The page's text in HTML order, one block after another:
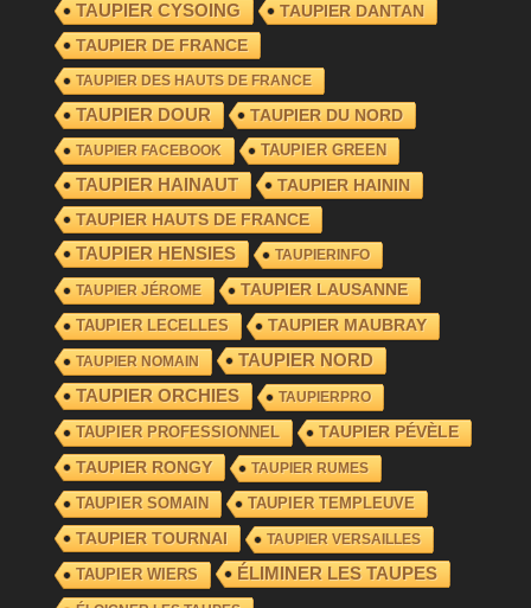
TAUPIER CYSOING
TAUPIER DANTAN
TAUPIER DE FRANCE
TAUPIER DES HAUTS DE FRANCE
TAUPIER DOUR TAUPIER DU NORD
TAUPIER FACEBOOK TAUPIER GREEN
TAUPIER HAINAUT
TAUPIER HAININ
TAUPIER HAUTS DE FRANCE
TAUPIER HENSIES TAUPIERINFO
TAUPIER JÉROME
TAUPIER LAUSANNE
TAUPIER LECELLES
TAUPIER MAUBRAY
TAUPIER NOMAIN
TAUPIER NORD
TAUPIER ORCHIES
TAUPIERPRO
TAUPIER PROFESSIONNEL TAUPIER PÉVÈLE
TAUPIER RONGY TAUPIER RUMES
TAUPIER SOMAIN TAUPIER TEMPLEUVE
TAUPIER TOURNAI TAUPIER VERSAILLES
TAUPIER WIERS ÉLIMINER LES TAUPES